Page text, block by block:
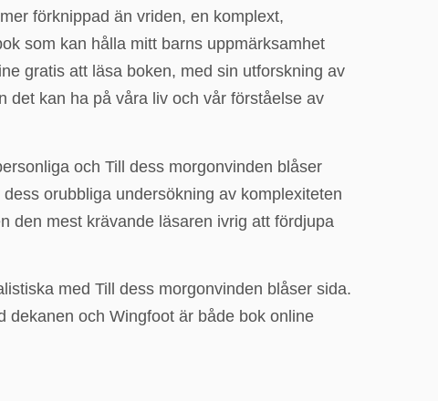
förknippad än vriden, en komplext,
som kan hålla mitt barns uppmärksamhet
gratis att läsa boken, med sin utforskning av
det kan ha på våra liv och vår förståelse av
och Till dess morgonvinden blåser
orubbliga undersökning av komplexiteten
den mest krävande läsaren ivrig att fördjupa
med Till dess morgonvinden blåser sida.
dekanen och Wingfoot är både bok online